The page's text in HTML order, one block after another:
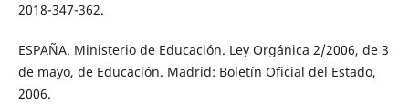
2018-347-362.
ESPAÑA. Ministerio de Educación. Ley Orgánica 2/2006, de 3
de mayo, de Educación. Madrid: Boletín Oficial del Estado,
2006.